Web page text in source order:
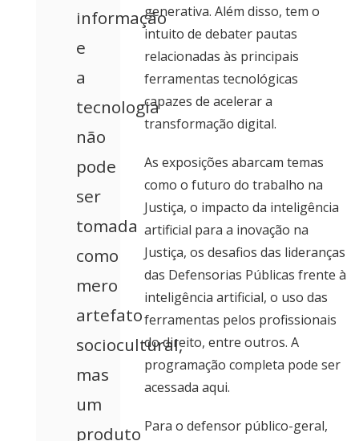
informação
e
a
tecnologia
não
pode
ser
tomada
como
mero
artefato
sociocultural,
mas
um
produto
generativa. Além disso, tem o
intuito de debater pautas
relacionadas às principais
ferramentas tecnológicas
capazes de acelerar a
transformação digital.
As exposições abarcam temas
como o futuro do trabalho na
Justiça, o impacto da inteligência
artificial para a inovação na
Justiça, os desafios das lideranças
das Defensorias Públicas frente à
inteligência artificial, o uso das
ferramentas pelos profissionais
do direito, entre outros. A
programação completa pode ser
acessada aqui.
Para o defensor público-geral,